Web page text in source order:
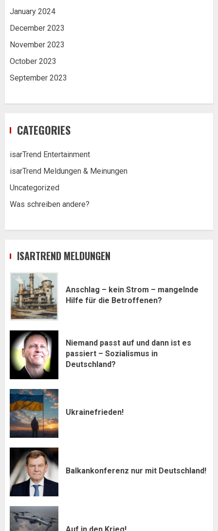
January 2024
December 2023
November 2023
October 2023
September 2023
CATEGORIES
isarTrend Entertainment
isarTrend Meldungen & Meinungen
Uncategorized
Was schreiben andere?
ISARTREND MELDUNGEN
Anschlag – kein Strom – mangelnde
Hilfe für die Betroffenen?
Niemand passt auf und dann ist es
passiert – Sozialismus in
Deutschland?
Ukrainefrieden!
Balkankonferenz nur mit Deutschland!
Auf in den Krieg!